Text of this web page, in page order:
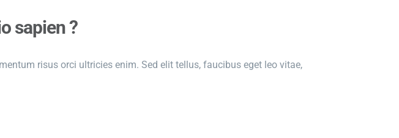
sapien ?
risus orci ultricies enim. Sed elit tellus, faucibus eget leo vitae,